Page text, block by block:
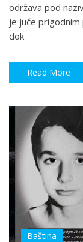
održava pod
je juče
dok
Read More
Baština